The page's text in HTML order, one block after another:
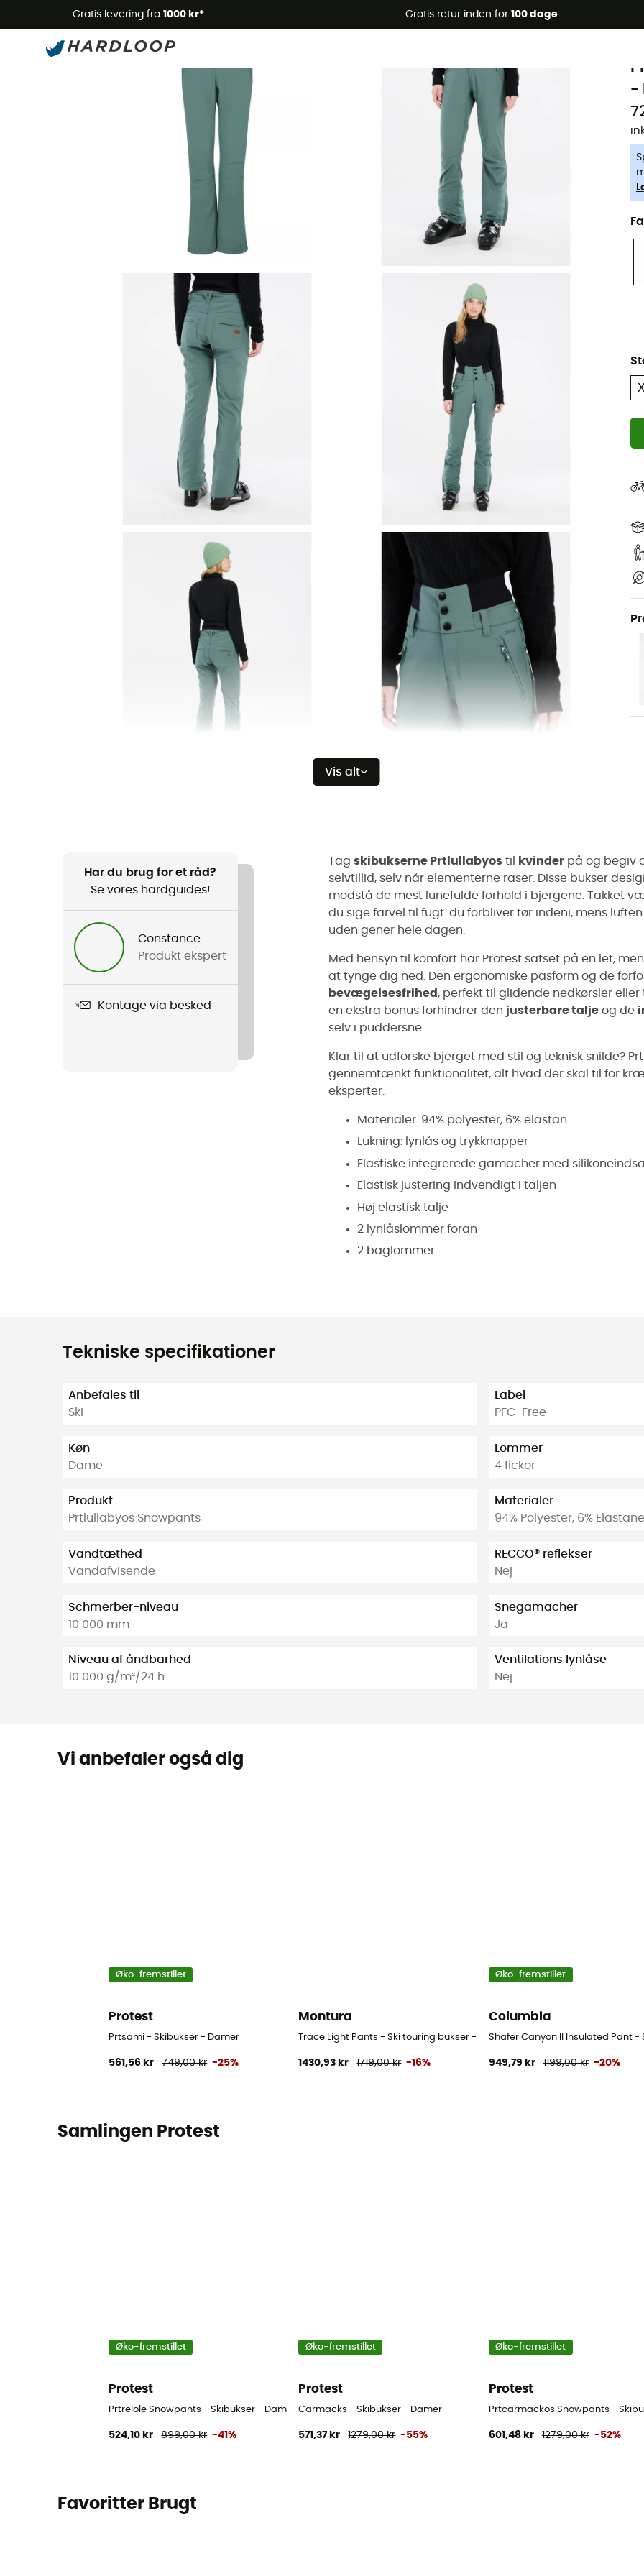
Gratis levering fra 1000 kr* Gratis retur inden for 100 dage
-5% Extra - Kode Summer5
Vis alt
-
Har du brug for et råd?
Se vores hardguides!
Constance
Produkt ekspert
Kontage via besked
Tag skibukserne Prtlullabyos til kvinder på og begiv
selvtillid, selv når elementerne raser. Disse bukser
modstå de mest lunefulde forhold i bjergene. Takket
du sige farvel til fugt: du forbliver tør indeni, mens
uden gener hele dagen.
Med hensyn til komfort har Protest satset på en let,
at tynge dig ned. Den ergonomiske pasform og de
bevægelsesfrihed , perfekt til glidende nedkørsler
en ekstra bonus forhindrer den justerbare talje og de
selv i puddersne.
Klar til at udforske bjerget med stil og teknisk snilde?
gennemtænkt funktionalitet, alt hvad der skal til for
eksperter.
Materialer: 94% polyester, 6% elastan
Lukning: lynlås og trykknapper
Elastiske integrerede gamacher med
Elastisk justering indvendigt i taljen
Høj elastisk talje
2 lynlåslommer foran
2 baglommer
Tekniske specifikationer
Anbefales til
Ski
Køn
Dame
Produkt
Prtlullabyos Snowpants
Vandtæthed
Vandafvisende
Schmerber-niveau
10 000 mm
Niveau af åndbarhed
10 000 g/m²/24 h
Label
PFC-Free
Lommer
4 fickor
Materialer
94% Polyester, 6% Elastane
RECCO® reflekser
Nej
Snegamacher
Ja
Ventilations lynlåse
Nej
Vi anbefaler også dig
Øko-fremstillet
Protest
Prtsami - Skibukser - Damer
561,56 kr 749,00 kr -25%
Montura
Trace Light Pants - Ski touring bukser - Damer
1430,93 kr 1719,00 kr -16%
Øko-fremstillet
Columbia
Shafer Canyon II Insulated Pant -
949,79 kr 1199,00 kr -20%
Samlingen Protest
Øko-fremstillet
Protest
Prtrelole Snowpants - Skibukser - Damer
524,10 kr 899,00 kr -41%
Øko-fremstillet
Protest
Carmacks - Skibukser - Damer
571,37 kr 1279,00 kr -55%
Øko-fremstillet
Protest
Prtcarmackos Snowpants -
601,48 kr 1279,00 kr -52%
Favoritter Brugt